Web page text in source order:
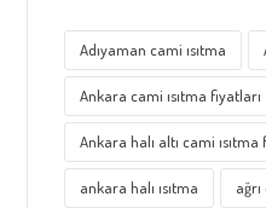
Adıyaman cami ısıtma
Ankara cami ısıtma fiyatları
Ankara halı altı cami ısıtma
ankara halı ısıtma